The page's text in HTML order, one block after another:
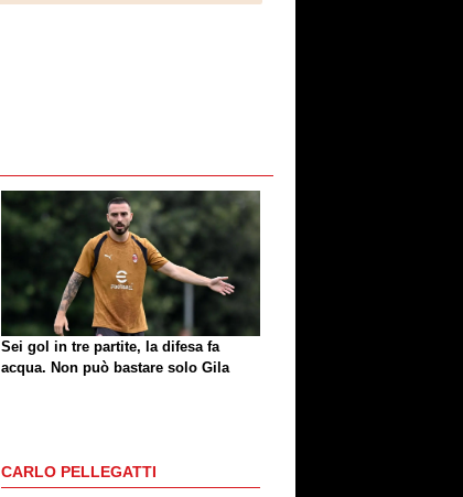
Sei gol in tre partite, la difesa fa
acqua. Non può bastare solo Gila
CARLO PELLEGATTI